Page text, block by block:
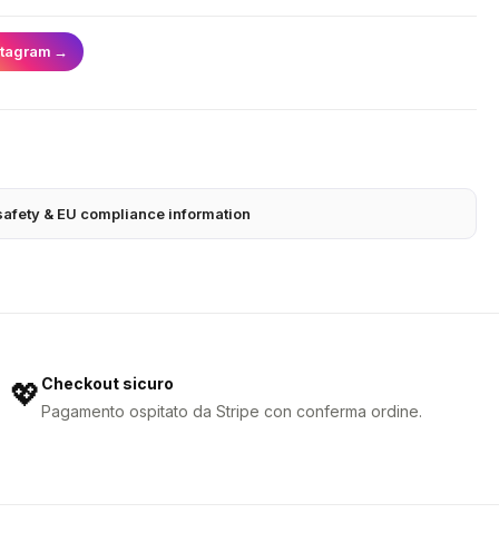
→
& EU compliance information
💖Checkout sicuro
Pagamento ospitato da Stripe con conferma ordine.